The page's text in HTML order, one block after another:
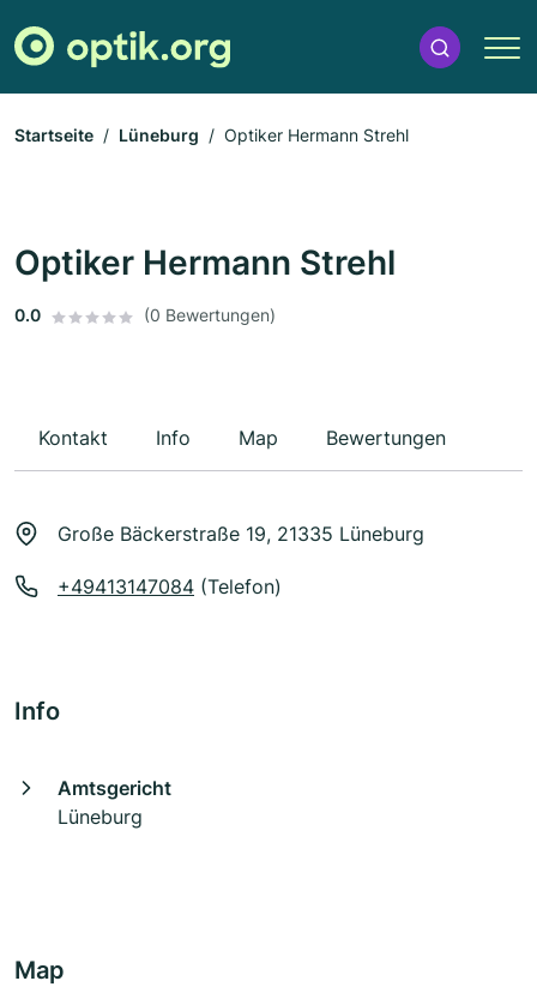
Startseite Lüneburg Optiker Hermann Strehl
Optiker Hermann Strehl
0.0 (0 Bewertungen)
Kontakt Info Map Bewertungen
Große Bäckerstraße 19, 21335 Lüneburg
+49413147084 (Telefon)
Info
Amtsgericht
Lüneburg
Map